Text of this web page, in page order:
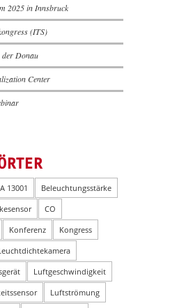
2025 in Innsbruck
(ITS)
der Donau
Center
13001
Beleuchtungsstärke
CO
Konferenz
Kongress
Luftgeschwindigkeit
Luftströmung